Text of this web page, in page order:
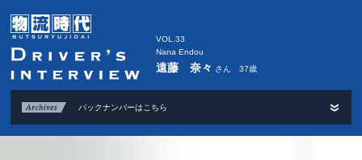
VOL.33
Nana Endou
遠藤 奈々 さん 37歳
バックナンバーはこちら